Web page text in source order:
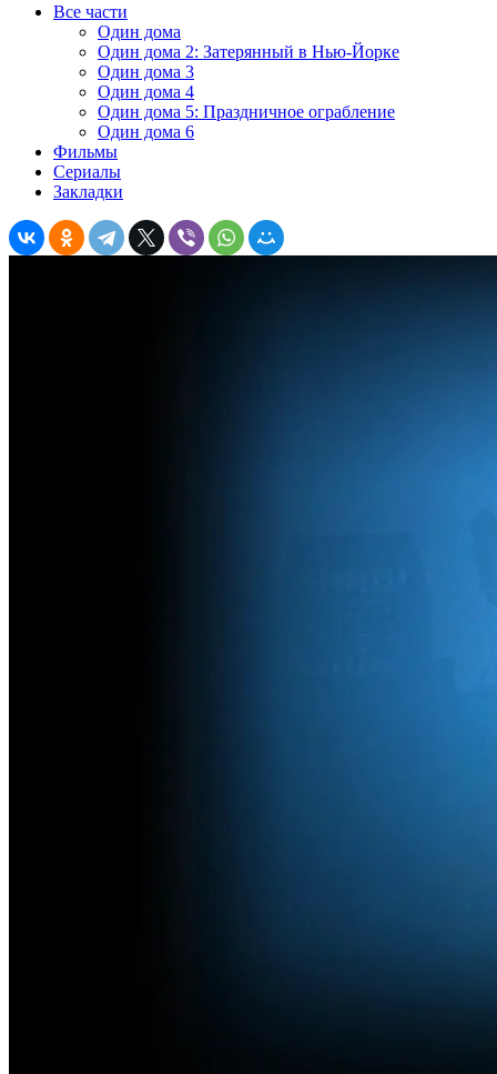
Все части
Один дома
Один дома 2: Затерянный в Нью-Йорке
Один дома 3
Один дома 4
Один дома 5: Праздничное ограбление
Один дома 6
Фильмы
Сериалы
Закладки